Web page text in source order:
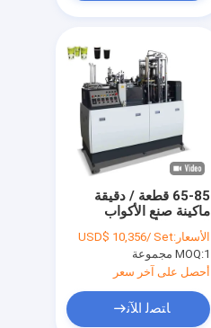
65-85 قطعة / دقيقة
ماكينة صنع الأكواب
الورقية الأوتوماتيكية
بالكامل عالية السرعة
يمكن التخلص منها
الأسعار:USD$ 10,356/ Set
MOQ:1 مجموعة
أحصل على آخر سعر
ﺎﺘﺼﻟ ﺍﻶﻧ